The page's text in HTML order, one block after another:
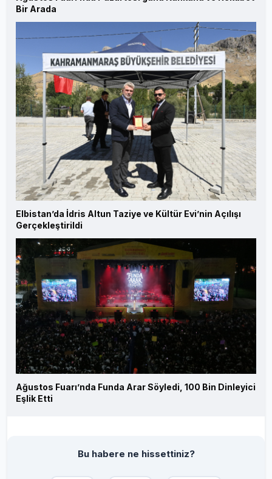
Bir Arada
Elbistan’da İdris Altun Taziye ve Kültür Evi’nin Açılışı
Gerçekleştirildi
Ağustos Fuarı’nda Funda Arar Söyledi, 100 Bin Dinleyici
Eşlik Etti
Bu habere ne hissettiniz?